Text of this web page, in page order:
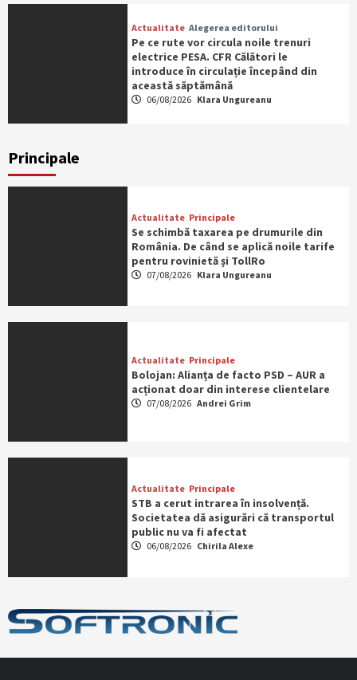
Actualitate Alegerea editorului
Pe ce rute vor circula noile trenuri
electrice PESA. CFR Călători le
introduce în circulație începând din
această săptămână
06/08/2026 Klara Ungureanu
Principale
Actualitate Principale
Se schimbă taxarea pe drumurile din
România. De când se aplică noile tarife
pentru rovinietă și TollRo
07/08/2026 Klara Ungureanu
Actualitate Principale
Bolojan: Alianța de facto PSD – AUR a
acționat doar din interese clientelare
07/08/2026 Andrei Grim
Actualitate Principale
STB a cerut intrarea în insolvență.
Societatea dă asigurări că transportul
public nu va fi afectat
06/08/2026 Chirila Alexe